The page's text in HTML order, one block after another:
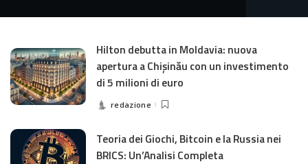
Hilton debutta in Moldavia: nuova
apertura a Chișinău con un investimento
di 5 milioni di euro
Postedredazione
Teoria dei Giochi, Bitcoin e la Russia nei
BRICS: Un’Analisi Completa